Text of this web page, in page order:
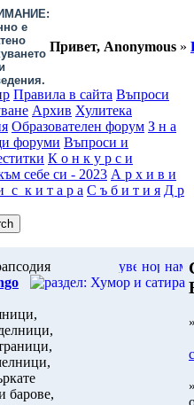
е
Привет, Anonymous »
Правила в сайта Въпроси
Архив Хулитека
Образователен форум З н а
форуми Въпроси и
К о н к у р с и
себе си - 2023 А р х и в и
с к и т а р а С ъ б и т и я Д р
барове,